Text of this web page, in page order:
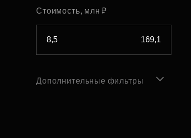
Стоимость, млн ₽
Дополнительные фильтры